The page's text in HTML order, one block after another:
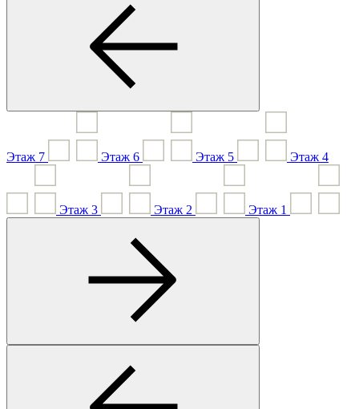
Этаж 7 Этаж 6 Этаж 5 Этаж 4
Этаж 3 Этаж 2 Этаж 1